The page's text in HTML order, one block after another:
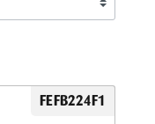
FEFB224F1